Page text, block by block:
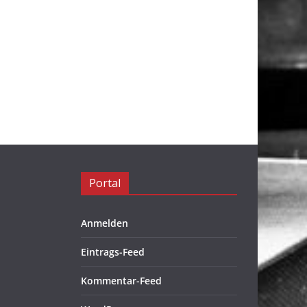
Portal
Anmelden
Eintrags-Feed
Kommentar-Feed